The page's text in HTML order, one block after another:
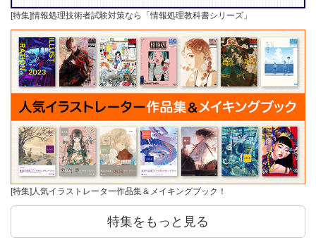
[特集]情報処理技術者試験対策なら「情報処理教科書シリーズ」
[特集]人気イラストレーター作品集＆メイキングブック！
特集をもっと見る